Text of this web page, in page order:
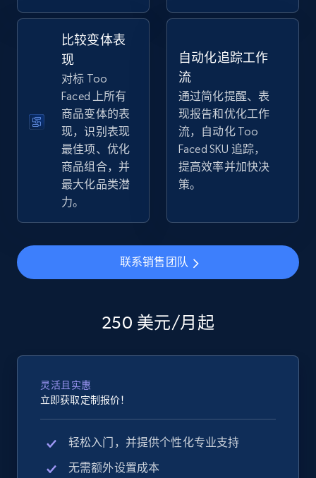
eBay - Gather data on products using
specified keywords
URL, Product id, Title, Seller name, Seller rating,
Seller reviews, Breadcrumbs, Root category, and
more.
2.5K+ 359+ 立即开始
eBay - Collect products from shops on eBay
URL, Product id, Title, Seller name, Seller rating,
more.
eBay - Collect records by category
URL, Product id, Title, Seller name, Seller rating,
Seller reviews, Breadcrumbs, Root category, and
more.
2.5K+ 359+ 立即开始
比较变体表
现
对标 Too
Faced 上所有
商品变体的表
现，识别表现
最佳项、优化
商品组合，并
最大化品类潜
力。
自动化追踪工作
流
通过简化提醒、表
现报告和优化工作
流，自动化 Too
Faced SKU 追踪，
提高效率并加快决
策。
联系销售团队
250 美元/月起
灵活且实惠
立即获取定制报价！
轻松入门，并提供个性化专业支持
无需额外设置成本